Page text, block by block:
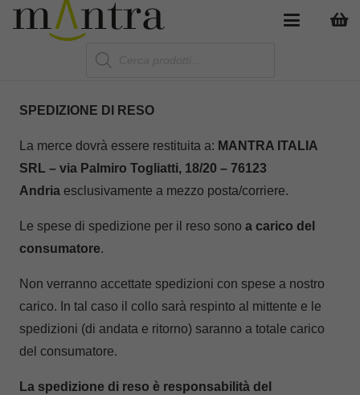
search
SPEDIZIONE DI RESO
La merce dovrà essere restituita a: MANTRA ITALIA
SRL – via Palmiro Togliatti, 18/20 – 76123
Andria esclusivamente a mezzo posta/corriere.
Le spese di spedizione per il reso sono a carico del
consumatore.
Non verranno accettate spedizioni con spese a nostro
carico. In tal caso il collo sarà respinto al mittente e le
spedizioni (di andata e ritorno) saranno a totale carico
del consumatore.
La spedizione di reso è responsabilità del